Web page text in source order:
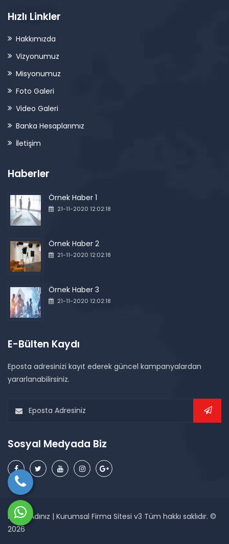
Hızlı Linkler
Hakkımızda
Vizyonumuz
Misyonumuz
Foto Galeri
Video Galeri
Banka Hesaplarımız
İletişim
Haberler
Örnek Haber 1
21-11-2020 12:02:18
Örnek Haber 2
21-11-2020 12:02:18
Örnek Haber 3
21-11-2020 12:02:18
E-Bülten Kaydı
Eposta adresinizi kayıt ederek güncel kampanyalardan
yararlanabilirsiniz.
Sosyal Medyada Biz
Firma Adınız | Kurumsal Firma Sitesi v3 Tüm hakkı saklıdır. ©
2026